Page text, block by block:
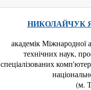
НИКОЛАЙЧУК
академік Міжнародної
технічних наук,
спеціалізованих
(м.